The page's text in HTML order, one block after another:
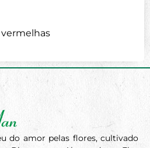
vermelhas
do amor pelas flores, cultivado